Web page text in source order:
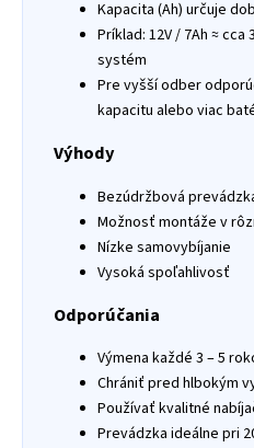
Kapacita (Ah) určuje
Príklad: 12V / 7Ah ≈ cca
systém
Pre vyšší odber
kapacitu alebo viac
Výhody
Bezúdržbová
Možnosť montáže v
Nízke samovybíjanie
Vysoká spoľahlivosť
Odporúčania
Výmena každé 3 – 5
Chrániť pred hlbokým
Používať kvalitné
Prevádzka ideálne pri